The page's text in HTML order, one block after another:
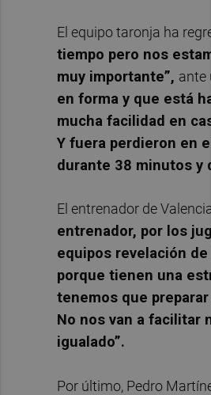
El equipo taronja ha
tiempo pero nos
muy importante”, ante
en forma y que está
mucha facilidad en
Y fuera perdieron en
durante 38 minutos y
El entrenador de
entrenador, por los
equipos revelación
porque tienen una
tenemos que
No nos van a facilitar
igualado”.
Por último, Pedro